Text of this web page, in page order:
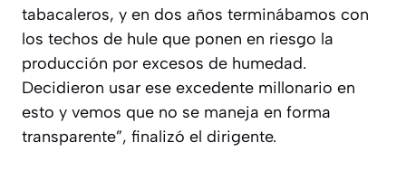
tabacaleros, y en dos años terminábamos con
los techos de hule que ponen en riesgo la
producción por excesos de humedad.
Decidieron usar ese excedente millonario en
esto y vemos que no se maneja en forma
transparente”, finalizó el dirigente.